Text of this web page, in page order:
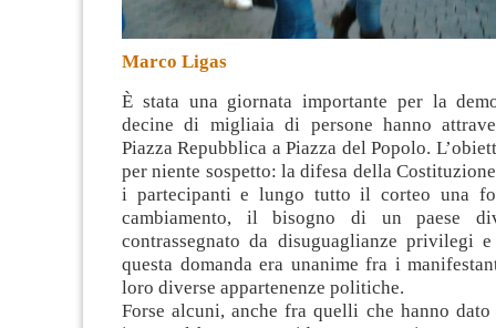
Marco Ligas
È stata una giornata importante per la
decine di migliaia di persone hanno
Piazza Repubblica a Piazza del Popolo.
per niente sospetto: la difesa della Costituzione
i partecipanti e lungo tutto il corteo una
cambiamento, il bisogno di un paese
contrassegnato da disuguaglianze privilegi
questa domanda era unanime fra i
loro diverse appartenenze politiche.
Forse alcuni, anche fra quelli che hanno